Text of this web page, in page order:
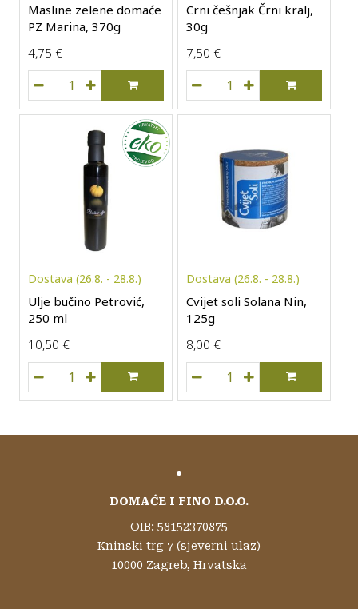
Masline zelene domaće
PZ Marina, 370g
4,75 €
Masline zelene domaće PZ Marina, 370g količina
Crni češnjak Črni kralj,
30g
7,50 €
Crni češnjak Črni kralj,
Dostava (26.8. - 28.8.)
Ulje bučino Petrović,
250 ml
10,50 €
Ulje bučino Petrović, 250 ml količina
Dostava (26.8. - 28.8.)
Cvijet soli Solana Nin,
125g
8,00 €
Cvijet soli Solana Nin,
DOMAĆE I FINO D.O.O.
OIB: 58152370875
Kninski trg 7 (sjeverni ulaz)
10000 Zagreb, Hrvatska